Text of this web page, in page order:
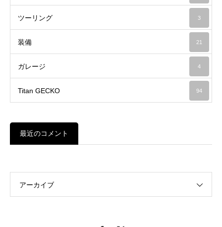
ツーリング 3
装備 21
ガレージ 4
Titan GECKO 94
最近のコメント
アーカイブ